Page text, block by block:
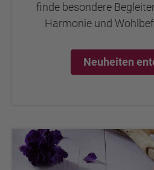
finde besondere
Harmonie und
Neuheiten